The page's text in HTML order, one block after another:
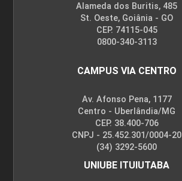
Alameda dos Buritis, 485
St. Oeste, Goiânia - GO
CEP. 74115-045
0800-340-3113
CAMPUS VIA CENTRO
Av. Afonso Pena, 1177
Centro - Uberlândia/MG
CEP. 38.400-706
CNPJ - 25.452.301/0004-20
(34) 3292-5600
UNIUBE ITUIUTABA